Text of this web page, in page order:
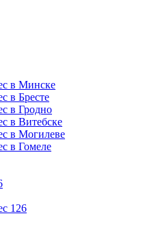
в Минске
в Бресте
в Гродно
в Витебске
в Могилеве
в Гомеле
126